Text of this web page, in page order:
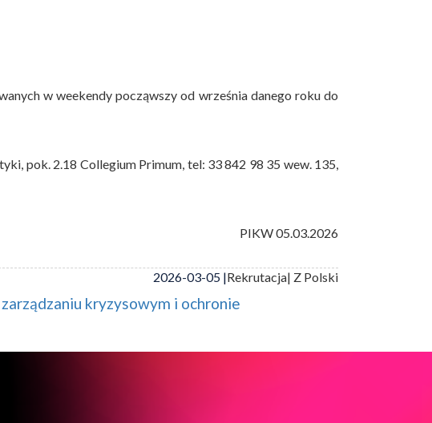
w weekendy począwszy od września danego roku do
pok. 2.18 Collegium Primum, tel: 33 842 98 35 wew. 135,
05.03.2026
2026-03-05 |Rekrutacja| Z Polski
kryzysowym i ochronie